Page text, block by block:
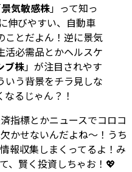
景気敏感株」って知っ
伸びやすい、自動車
ことだよん！逆に景気
活必需品とかヘルスケ
ブ株」が注目されやす
いう背景をチラ見しな
るじゃん？！
指標とかニュースでコロコ
かせないんだよね〜！うち
報収集しまくってるよ！み
、賢く投資しちゃお！💖